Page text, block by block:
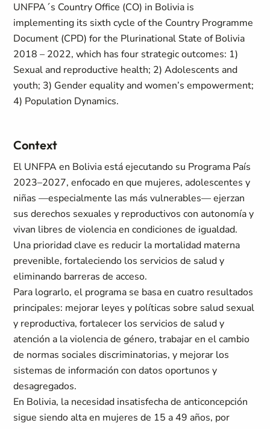
UNFPA´s Country Office (CO) in Bolivia is
implementing its sixth cycle of the Country Programme
Document (CPD) for the Plurinational State of Bolivia
2018 – 2022, which has four strategic outcomes: 1)
Sexual and reproductive health; 2) Adolescents and
youth; 3) Gender equality and women’s empowerment;
4) Population Dynamics.
Context
El UNFPA en Bolivia está ejecutando su Programa País
2023–2027, enfocado en que mujeres, adolescentes y
niñas —especialmente las más vulnerables— ejerzan
sus derechos sexuales y reproductivos con autonomía y
vivan libres de violencia en condiciones de igualdad.
Una prioridad clave es reducir la mortalidad materna
prevenible, fortaleciendo los servicios de salud y
eliminando barreras de acceso.
Para lograrlo, el programa se basa en cuatro resultados
principales: mejorar leyes y políticas sobre salud sexual
y reproductiva, fortalecer los servicios de salud y
atención a la violencia de género, trabajar en el cambio
de normas sociales discriminatorias, y mejorar los
sistemas de información con datos oportunos y
desagregados.
En Bolivia, la necesidad insatisfecha de anticoncepción
sigue siendo alta en mujeres de 15 a 49 años, por